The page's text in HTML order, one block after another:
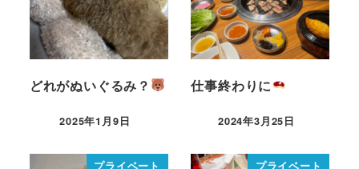
どれがぬいぐるみ？
2025年1月9日
仕事終わりに
2024年3月25日